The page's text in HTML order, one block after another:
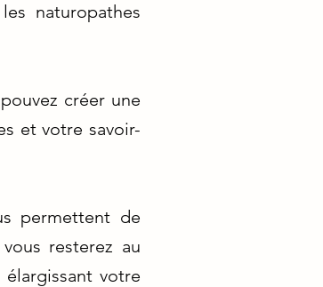
naturopathes
créer une
et votre savoir-
permettent de
resterez au
votre